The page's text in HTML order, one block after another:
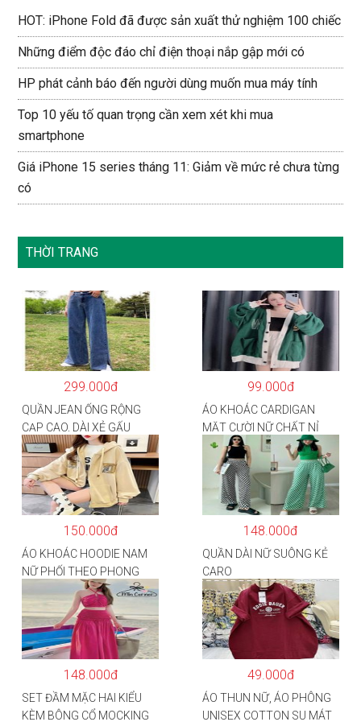
HOT: iPhone Fold đã được sản xuất thử nghiệm 100 chiếc
Những điểm độc đáo chỉ điện thoại nắp gập mới có
HP phát cảnh báo đến người dùng muốn mua máy tính
Top 10 yếu tố quan trọng cần xem xét khi mua
smartphone
Giá iPhone 15 series tháng 11: Giảm về mức rẻ chưa từng
có
THỜI TRANG
299.000đ
QUẦN JEAN ỐNG RỘNG
CẠP CAO, DÀI XẺ GẤU
PHONG CÁCH J6
99.000đ
ÁO KHOÁC CARDIGAN
MẶT CƯỜI NỮ CHẤT NỈ
COTTON
150.000đ
ÁO KHOÁC HOODIE NAM
NỮ PHỐI THEO PHONG
CÁCH HÀN QUỐC FORM
RỘNG HÌNH THÊU SIÊU
ĐẸP CỰC CHẤT LƯỢNG
HÀNG HOT TREND
148.000đ
QUẦN DÀI NỮ SUÔNG KẺ
CARO
148.000đ
SET ĐẦM MẶC HAI KIỂU
KÈM BÔNG CỔ MOCKING
49.000đ
ÁO THUN NỮ, ÁO PHÔNG
UNISEX COTTON SU MÁT